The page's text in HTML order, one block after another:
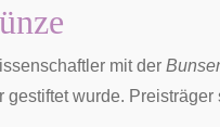
mit der
gestiftet wurde. Preisträger